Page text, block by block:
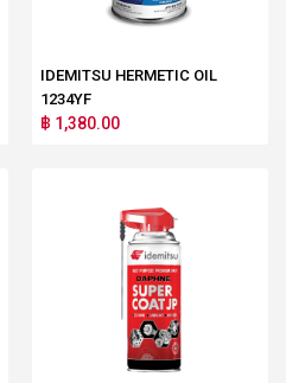
IDEMITSU HERMETIC OIL
1234YF
฿ 1,380.00